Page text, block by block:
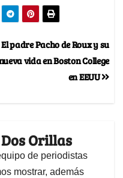
El padre Pacho de Roux y su
vida en Boston College
en EEUU
Orillas
de periodistas
mostrar, además